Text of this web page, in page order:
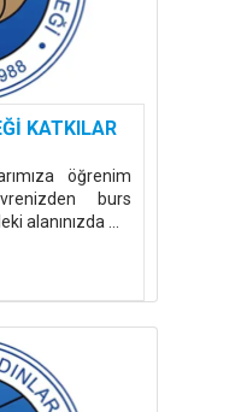
KATKILAR
öğrenim
burs
alanınızda ...